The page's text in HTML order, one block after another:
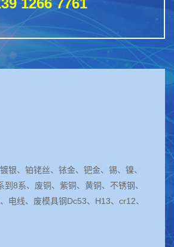
银、铂铑丝、铱金、钯金、锡、镍、
到8系、废铜、紫铜、黄铜、不锈钢、
电线、废模具钢Dc53、H13、cr12、